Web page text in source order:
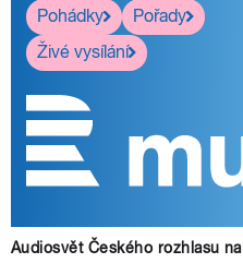
Pohádky
Pořady
Živé vysílání
Audiosvět Českého rozhlasu